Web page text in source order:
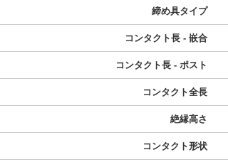
締め具タイプ
コンタクト長 - 嵌合
コンタクト長 - ポスト
コンタクト全長
絶縁高さ
コンタクト形状